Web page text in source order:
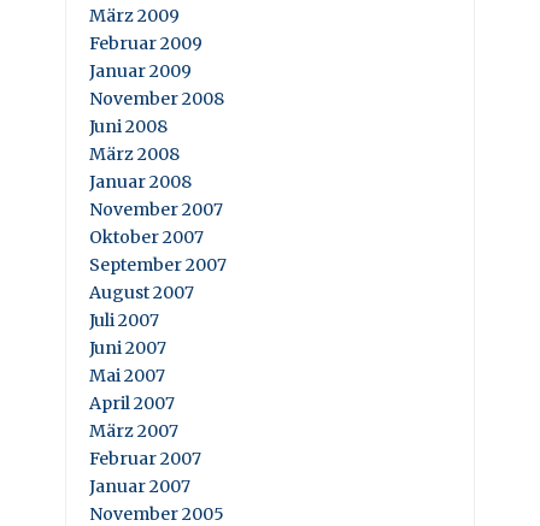
März 2009
Februar 2009
Januar 2009
November 2008
Juni 2008
März 2008
Januar 2008
November 2007
Oktober 2007
September 2007
August 2007
Juli 2007
Juni 2007
Mai 2007
April 2007
März 2007
Februar 2007
Januar 2007
November 2005